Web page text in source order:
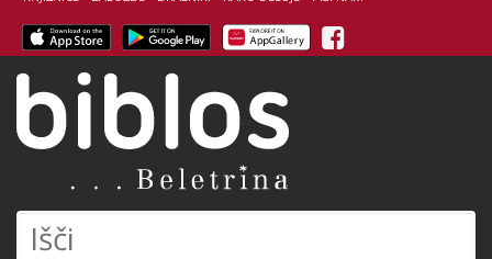
Facebook